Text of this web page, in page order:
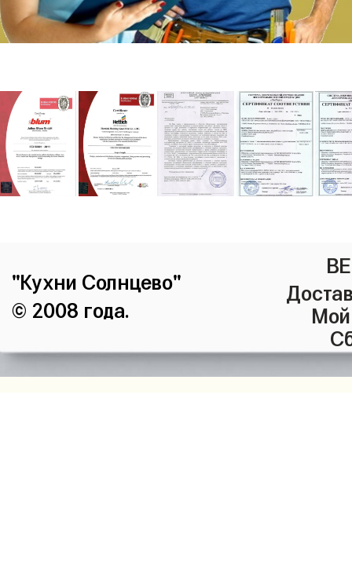
"Кухни Солнцево"
© 2008 года.